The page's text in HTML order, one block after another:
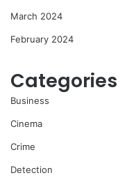
March 2024
February 2024
Categories
Business
Cinema
Crime
Detection